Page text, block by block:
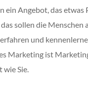
ein Angebot, das etwas
sollen die Menschen
und
Marketing ist
wie Sie.